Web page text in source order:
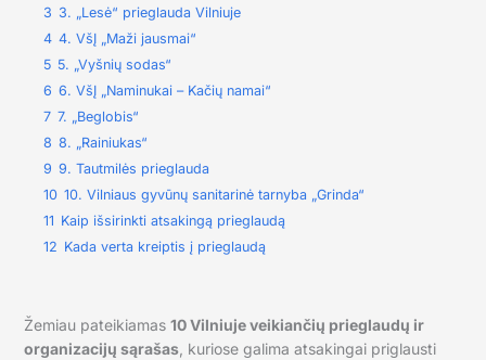
3 3. „Lesė“ prieglauda Vilniuje
4 4. VšĮ „Maži jausmai“
5 5. „Vyšnių sodas“
6 6. VšĮ „Naminukai – Kačių namai“
7 7. „Beglobis“
8 8. „Rainiukas“
9 9. Tautmilės prieglauda
10 10. Vilniaus gyvūnų sanitarinė tarnyba „Grinda“
11 Kaip išsirinkti atsakingą prieglaudą
12 Kada verta kreiptis į prieglaudą
Žemiau pateikiamas 10 Vilniuje veikiančių prieglaudų ir
organizacijų sąrašas, kuriose galima atsakingai priglausti